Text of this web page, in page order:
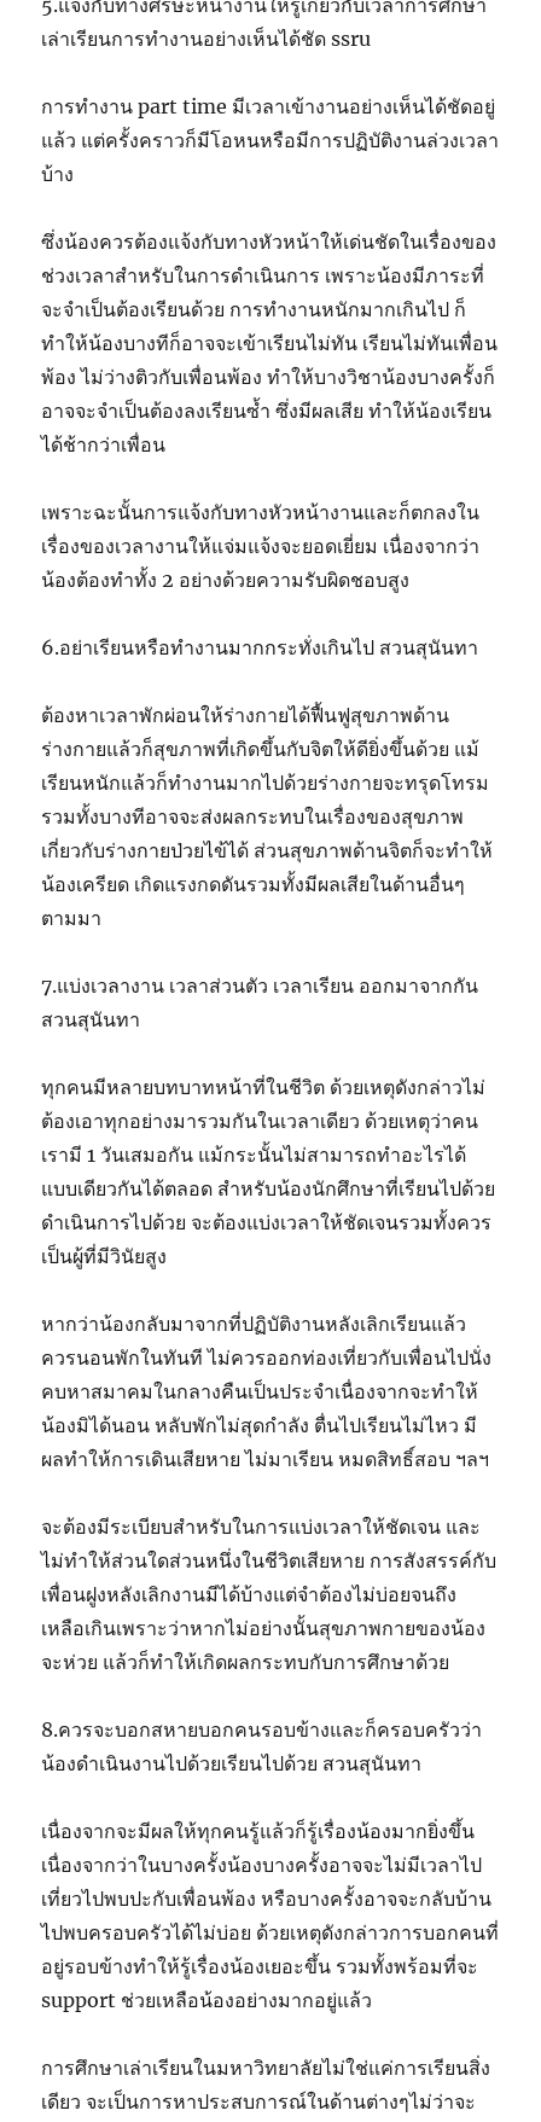
5.แจ้งกับทางศีรษะหน้างานให้รู้เกี่ยวกับเวลาการศึกษา
เล่าเรียนการทำงานอย่างเห็นได้ชัด ssru
การทำงาน part time มีเวลาเข้างานอย่างเห็นได้ชัดอยู่
แล้ว แต่ครั้งคราวก็มีโอหนหรือมีการปฏิบัติงานล่วงเวลา
บ้าง
ซึ่งน้องควรต้องแจ้งกับทางหัวหน้าให้เด่นชัดในเรื่องของ
ช่วงเวลาสำหรับในการดำเนินการ เพราะน้องมีภาระที่
จะจำเป็นต้องเรียนด้วย การทำงานหนักมากเกินไป ก็
ทำให้น้องบางทีก็อาจจะเข้าเรียนไม่ทัน เรียนไม่ทันเพื่อน
พ้อง ไม่ว่างติวกับเพื่อนพ้อง ทำให้บางวิชาน้องบางครั้งก็
อาจจะจำเป็นต้องลงเรียนซ้ำ ซึ่งมีผลเสีย ทำให้น้องเรียน
ได้ช้ากว่าเพื่อน
เพราะฉะนั้นการแจ้งกับทางหัวหน้างานและก็ตกลงใน
เรื่องของเวลางานให้แจ่มแจ้งจะยอดเยี่ยม เนื่องจากว่า
น้องต้องทำทั้ง 2 อย่างด้วยความรับผิดชอบสูง
6.อย่าเรียนหรือทำงานมากกระทั่งเกินไป สวนสุนันทา
ต้องหาเวลาพักผ่อนให้ร่างกายได้ฟื้นฟูสุขภาพด้าน
ร่างกายแล้วก็สุขภาพที่เกิดขึ้นกับจิตให้ดียิ่งขึ้นด้วย แม้
เรียนหนักแล้วก็ทำงานมากไปด้วยร่างกายจะทรุดโทรม
รวมทั้งบางทีอาจจะส่งผลกระทบในเรื่องของสุขภาพ
เกี่ยวกับร่างกายป่วยไข้ได้ ส่วนสุขภาพด้านจิตก็จะทำให้
น้องเครียด เกิดแรงกดดันรวมทั้งมีผลเสียในด้านอื่นๆ
ตามมา
7.แบ่งเวลางาน เวลาส่วนตัว เวลาเรียน ออกมาจากกัน
สวนสุนันทา
ทุกคนมีหลายบทบาทหน้าที่ในชีวิต ด้วยเหตุดังกล่าวไม่
ต้องเอาทุกอย่างมารวมกันในเวลาเดียว ด้วยเหตุว่าคน
เรามี 1 วันเสมอกัน แม้กระนั้นไม่สามารถทำอะไรได้
แบบเดียวกันได้ตลอด สำหรับน้องนักศึกษาที่เรียนไปด้วย
ดำเนินการไปด้วย จะต้องแบ่งเวลาให้ชัดเจนรวมทั้งควร
เป็นผู้ที่มีวินัยสูง
หากว่าน้องกลับมาจากที่ปฏิบัติงานหลังเลิกเรียนแล้ว
ควรนอนพักในทันที ไม่ควรออกท่องเที่ยวกับเพื่อนไปนั่ง
คบหาสมาคมในกลางคืนเป็นประจำเนื่องจากจะทำให้
น้องมิได้นอน หลับพักไม่สุดกำลัง ตื่นไปเรียนไม่ไหว มี
ผลทำให้การเดินเสียหาย ไม่มาเรียน หมดสิทธิ์สอบ ฯลฯ
จะต้องมีระเบียบสำหรับในการแบ่งเวลาให้ชัดเจน และ
ไม่ทำให้ส่วนใดส่วนหนึ่งในชีวิตเสียหาย การสังสรรค์กับ
เพื่อนฝูงหลังเลิกงานมีได้บ้างแต่จำต้องไม่บ่อยจนถึง
เหลือเกินเพราะว่าหากไม่อย่างนั้นสุขภาพกายของน้อง
จะห่วย แล้วก็ทำให้เกิดผลกระทบกับการศึกษาด้วย
8.ควรจะบอกสหายบอกคนรอบข้างและก็ครอบครัวว่า
น้องดำเนินงานไปด้วยเรียนไปด้วย สวนสุนันทา
เนื่องจากจะมีผลให้ทุกคนรู้แล้วก็รู้เรื่องน้องมากยิ่งขึ้น
เนื่องจากว่าในบางครั้งน้องบางครั้งอาจจะไม่มีเวลาไป
เที่ยวไปพบปะกับเพื่อนพ้อง หรือบางครั้งอาจจะกลับบ้าน
ไปพบครอบครัวได้ไม่บ่อย ด้วยเหตุดังกล่าวการบอกคนที่
อยู่รอบข้างทำให้รู้เรื่องน้องเยอะขึ้น รวมทั้งพร้อมที่จะ
support ช่วยเหลือน้องอย่างมากอยู่แล้ว
การศึกษาเล่าเรียนในมหาวิทยาลัยไม่ใช่แค่การเรียนสิ่ง
เดียว จะเป็นการหาประสบการณ์ในด้านต่างๆไม่ว่าจะ